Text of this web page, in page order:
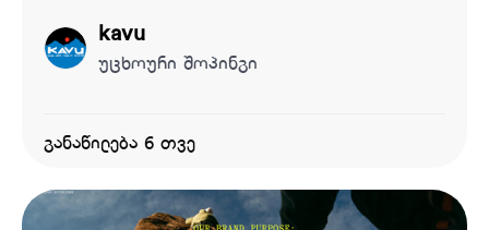
kavu
უცხოური შოპინგი
განაწილება 6 თვე